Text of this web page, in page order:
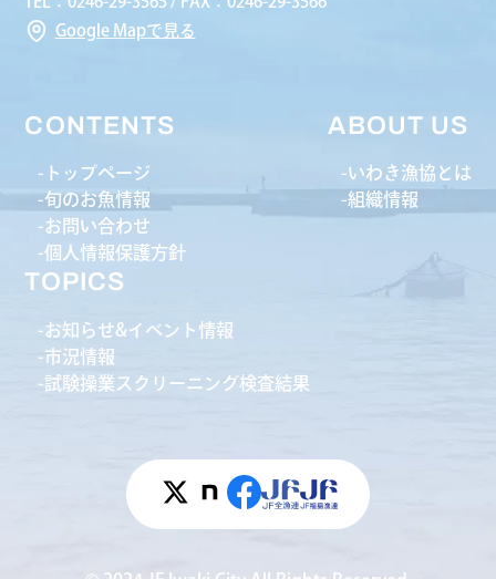
Google Mapで見る
CONTENTS
トップページ
旬のお魚情報
お問い合わせ
個人情報保護方針
ABOUT US
いわき漁協とは
組織情報
TOPICS
お知らせ&イベント情報
市況情報
試験操業スクリーニング検査結果